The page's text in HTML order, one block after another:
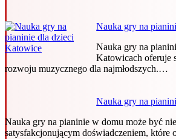
Nauka gry na
Nauka gry na
Katowicach oferuje
rozwoju muzycznego dla najmłodszych.…
Nauka gry na
Nauka gry na pianinie w domu może być
satysfakcjonującym doświadczeniem,